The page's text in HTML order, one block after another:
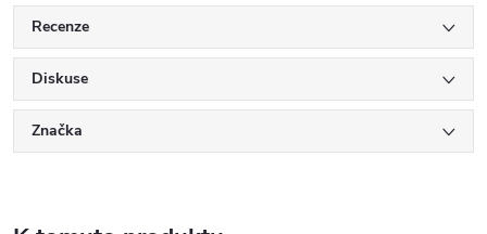
Recenze
Diskuse
Značka